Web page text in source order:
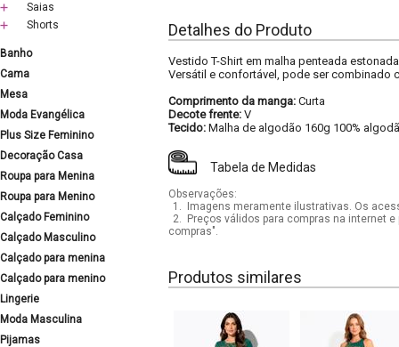
Saias
Shorts
Banho
Cama
Mesa
Moda Evangélica
Plus Size Feminino
Decoração Casa
Roupa para Menina
Roupa para Menino
Calçado Feminino
Calçado Masculino
Calçado para menina
Calçado para menino
Lingerie
Moda Masculina
Pijamas
Detalhes do Produto
Vestido T-Shirt em malha penteada
Versátil e confortável, pode ser combinado
Comprimento da manga: Curta
Decote frente: V
Tecido: Malha de algodão 160g 100%
Tabela de Medidas
Observações:
1.
Imagens meramente ilustrativas. Os
2.
Preços válidos para compras na internet
compras".
Produtos similares